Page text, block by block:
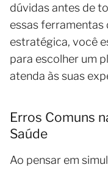
dúvidas antes de
essas ferramentas
estratégica, você
para escolher um
atenda às suas
Erros Comuns
Saúde
Ao pensar em